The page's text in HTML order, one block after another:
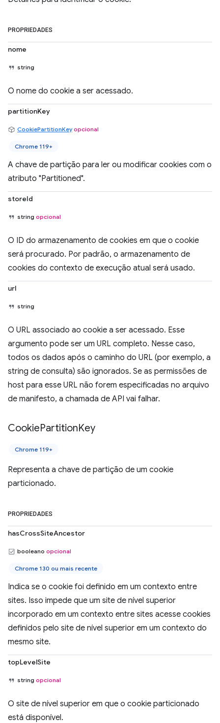
PROPRIEDADES
nome
string
O nome do cookie a ser acessado.
partitionKey
CookiePartitionKey opcional
Chrome 119+
A chave de partição para ler ou modificar cookies com o
atributo "Partitioned".
storeId
string opcional
O ID do armazenamento de cookies em que o cookie
será procurado. Por padrão, o armazenamento de
cookies do contexto de execução atual será usado.
url
string
O URL associado ao cookie a ser acessado. Esse
argumento pode ser um URL completo. Nesse caso,
todos os dados após o caminho do URL (por exemplo, a
string de consulta) são ignorados. Se as permissões de
host para esse URL não forem especificadas no arquivo
de manifesto, a chamada de API vai falhar.
CookiePartitionKey
Chrome 119+
Representa a chave de partição de um cookie
particionado.
PROPRIEDADES
hasCrossSiteAncestor
booleano opcional
Chrome 130 ou mais recente
Indica se o cookie foi definido em um contexto entre
sites. Isso impede que um site de nível superior
incorporado em um contexto entre sites acesse cookies
definidos pelo site de nível superior em um contexto do
mesmo site.
topLevelSite
string opcional
O site de nível superior em que o cookie particionado
está disponível.